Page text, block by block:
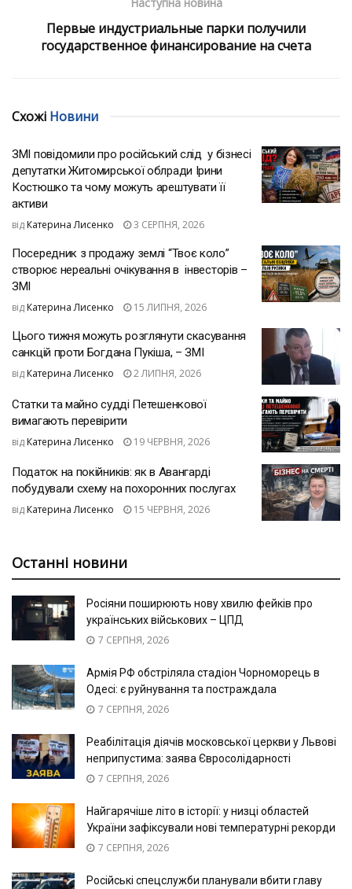
Первые индустриальные парки получили
государственное финансирование на счета
Схожі Новини
ЗМІ повідомили про російський слід у бізнесі
депутатки Житомирської облради Ірини
Костюшко та чому можуть арештувати її
активи
від Катерина Лисенко 3 СЕРПНЯ, 2026
Посередник з продажу землі “Твоє коло”
створює нереальні очікування в інвесторів –
ЗМІ
від Катерина Лисенко 15 ЛИПНЯ, 2026
Цього тижня можуть розглянути скасування
санкцій проти Богдана Пукіша, – ЗМІ
від Катерина Лисенко 2 ЛИПНЯ, 2026
Статки та майно судді Петешенкової
вимагають перевірити
від Катерина Лисенко 19 ЧЕРВНЯ, 2026
Податок на покійників: як в Авангарді
побудували схему на похоронних послугах
від Катерина Лисенко 15 ЧЕРВНЯ, 2026
Останні новини
Росіяни поширюють нову хвилю фейків про
українських військових – ЦПД
7 СЕРПНЯ, 2026
Армія РФ обстріляла стадіон Чорноморець в
Одесі: є руйнування та постраждала
7 СЕРПНЯ, 2026
Реабілітація діячів московської церкви у Львові
неприпустима: заява Євросолідарності
7 СЕРПНЯ, 2026
Найгарячіше літо в історії: у низці областей
України зафіксували нові температурні рекорди
7 СЕРПНЯ, 2026
Російські спецслужби планували вбити главу